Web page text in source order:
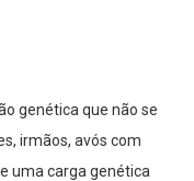
genética que não se
irmãos, avós com
uma carga genética